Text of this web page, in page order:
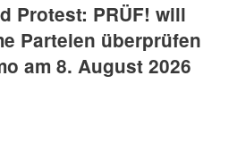
Protest: PRÜF! will
Parteien überprüfen
am 8. August 2026